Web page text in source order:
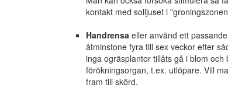
kontakt med solljuset i
Handrensa eller använd ett
åtminstone fyra till sex veckor efter
inga ogräsplantor tillåts gå i blom
förökningsorgan, t.ex. utlöpare. Vill
fram till skörd.